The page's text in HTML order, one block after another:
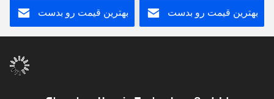
بهترین قیمت رو بدست بهترین قیمت رو بدست